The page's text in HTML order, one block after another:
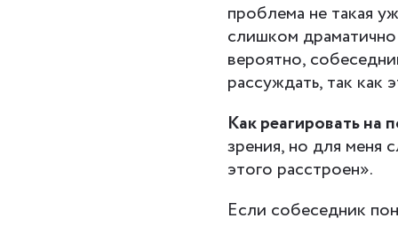
проблема не такая
слишком
вероятно,
рассуждать, так как
Как реагировать
зрения, но для меня
этого расстроен».
Если собеседник